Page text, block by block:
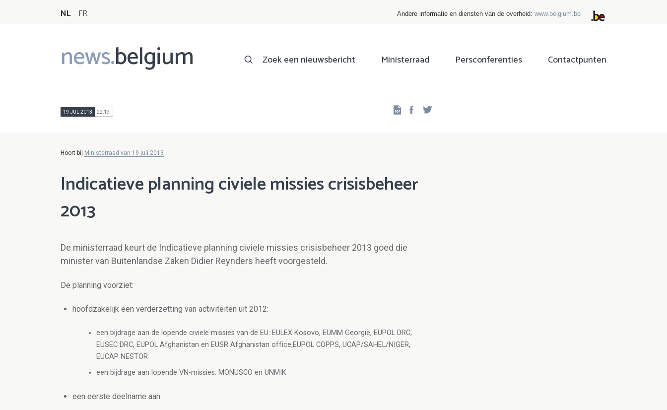
NL FR Andere informatie en diensten van de overheid: www.belgium.be
news.belgium
Main
navigation
Zoek een nieuwsbericht Ministerraad Persconferenties Contactpunten
19 JUL 2013 22:19 Facebook
Hoort bij Ministerraad van 19 juli 2013
Indicatieve planning civiele missies crisisbeheer
2013
De ministerraad keurt de Indicatieve planning civiele missies crisisbeheer 2013 goed die
minister van Buitenlandse Zaken Didier Reynders heeft voorgesteld.
De planning voorziet:
hoofdzakelijk een verderzetting van activiteiten uit 2012:
een bijdrage aan de lopende civiele missies van de EU: EULEX Kosovo, EUMM Georgië, EUPOL DRC,
EUSEC DRC, EUPOL Afghanistan en EUSR Afghanistan office,EUPOL COPPS, UCAP/SAHEL/NIGER,
EUCAP NESTOR
een bijdrage aan lopende VN-missies: MONUSCO en UNMIK
een eerste deelname aan: